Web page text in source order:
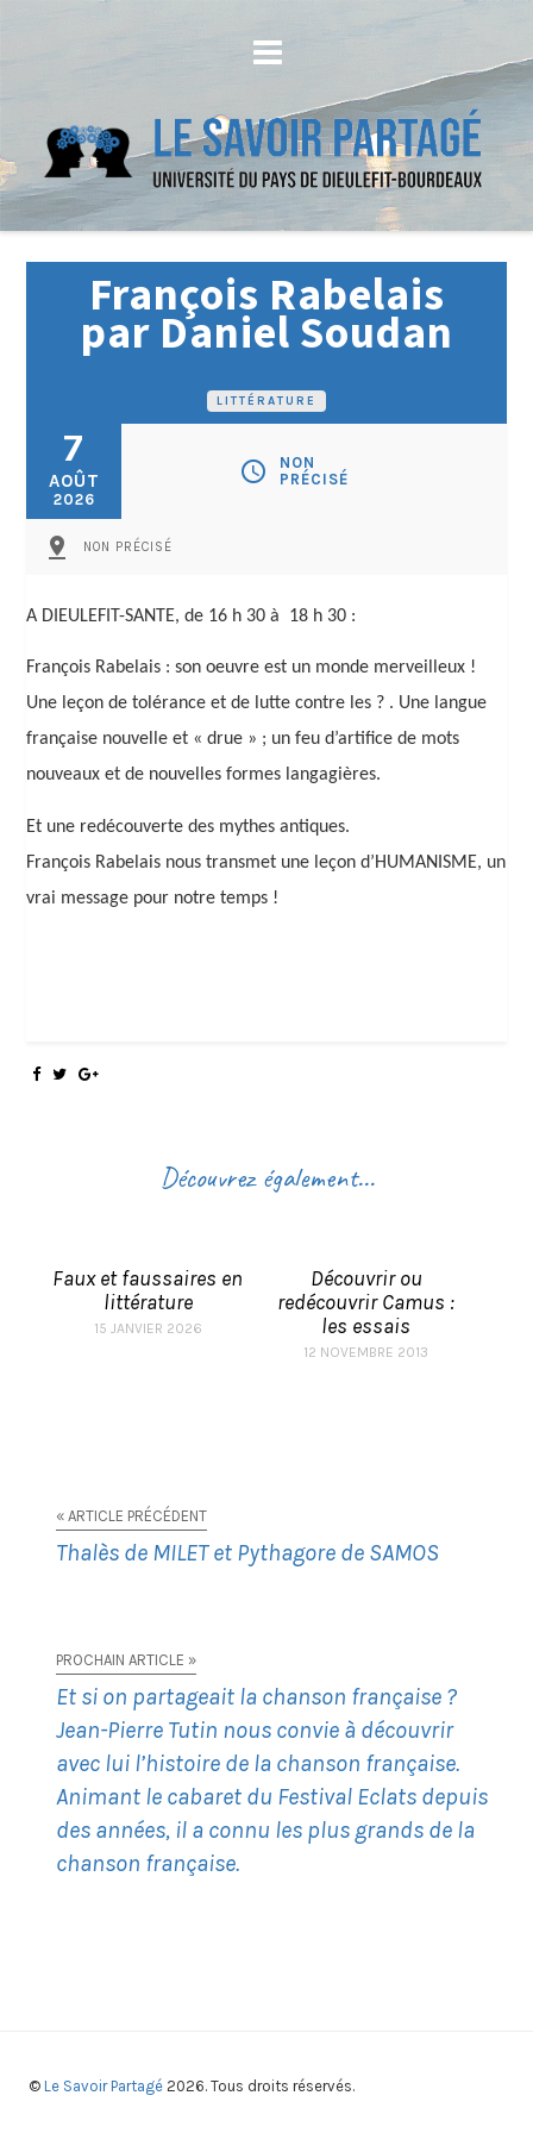
LITTÉRATURE
François Rabelais
par Daniel Soudan
7
AOÛT
2026
schedule
NON
PRÉCISÉ
pin_drop NON PRÉCISÉ
A DIEULEFIT-SANTE, de 16 h 30 à 18 h 30 :
François Rabelais : son oeuvre est un monde merveilleux !
Une leçon de tolérance et de lutte contre les ? . Une langue
française nouvelle et « drue » ; un feu d’artifice de mots
nouveaux et de nouvelles formes langagières.
Et une redécouverte des mythes antiques.
François Rabelais nous transmet une leçon d’HUMANISME, un
vrai message pour notre temps !
Découvrez également...
Faux et faussaires en
littérature
15 JANVIER 2026
Découvrir ou
redécouvrir Camus :
les essais
12 NOVEMBRE 2013
« ARTICLE PRÉCÉDENT
Thalès de MILET et Pythagore de SAMOS
PROCHAIN ARTICLE »
Et si on partageait la chanson française ?
Jean-Pierre Tutin nous convie à découvrir
avec lui l’histoire de la chanson française.
Animant le cabaret du Festival Eclats depuis
des années, il a connu les plus grands de la
chanson française.
© Le Savoir Partagé 2026. Tous droits réservés.